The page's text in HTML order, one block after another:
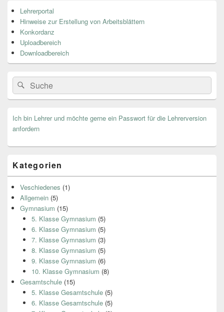
Seitenleisten
Widget-
Bereich
Lehrerportal
Hinweise zur Erstellung von Arbeitsblättern
Konkordanz
Uploadbereich
Downloadbereich
Search
for:
Suche
Ich bin Lehrer und möchte gerne ein Passwort für die Lehrerversion
anfordern
Kategorien
Veschiedenes (1)
Allgemein (5)
Gymnasium (15)
5. Klasse Gymnasium (5)
6. Klasse Gymnasium (5)
7. Klasse Gymnasium (3)
8. Klasse Gymnasium (5)
9. Klasse Gymnasium (6)
10. Klasse Gymnasium (8)
Gesamtschule (15)
5. Klasse Gesamtschule(5)
6. Klasse Gesamtschule(5)